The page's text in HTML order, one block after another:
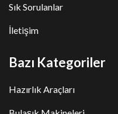
Sık Sorulanlar
İletişim
Bazı Kategoriler
Hazırlık Araçları